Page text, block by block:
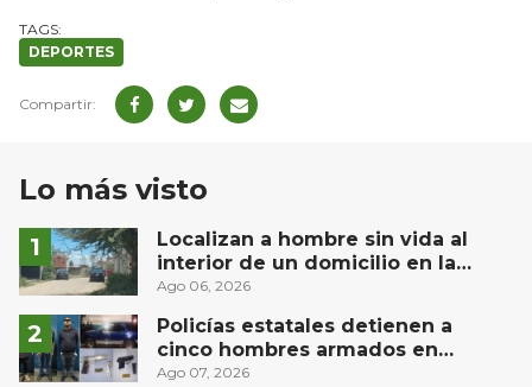
DEPORTES
Lo más visto
Localizan a hombre sin vida al
interior de un domicilio en la
comunidad El Rodeo, San Juan del
Ago 06, 2026
Policías estatales detienen a
cinco hombres armados en
Puebla capital
Ago 07, 2026